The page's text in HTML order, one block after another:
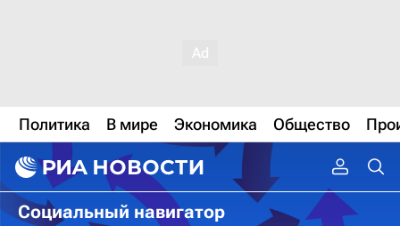
Политика В мире Экономика Общество
Социальный навигатор